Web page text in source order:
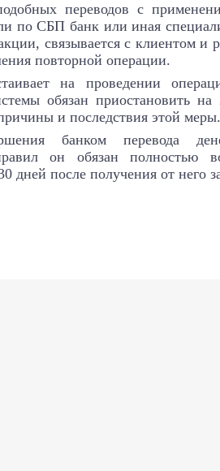
переводов с
по СБП банк или иная
связывается с клиентом и
повторной операции.
на проведении
обязан приостановить
и последствия этой меры.
банком перевода
он обязан полностью
дней после получения от него